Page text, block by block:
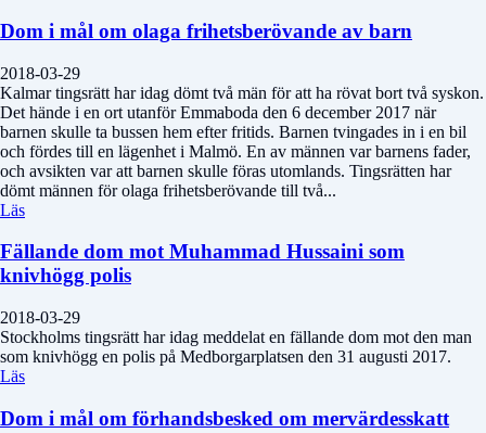
Dom i mål om olaga frihetsberövande av barn
2018-03-29
Kalmar tingsrätt har idag dömt två män för att ha rövat bort två syskon.
Det hände i en ort utanför Emmaboda den 6 december 2017 när
barnen skulle ta bussen hem efter fritids. Barnen tvingades in i en bil
och fördes till en lägenhet i Malmö. En av männen var barnens fader,
och avsikten var att barnen skulle föras utomlands. Tingsrätten har
dömt männen för olaga frihetsberövande till två...
Läs
Fällande dom mot Muhammad Hussaini som
knivhögg polis
2018-03-29
Stockholms tingsrätt har idag meddelat en fällande dom mot den man
som knivhögg en polis på Medborgarplatsen den 31 augusti 2017.
Läs
Dom i mål om förhandsbesked om mervärdesskatt